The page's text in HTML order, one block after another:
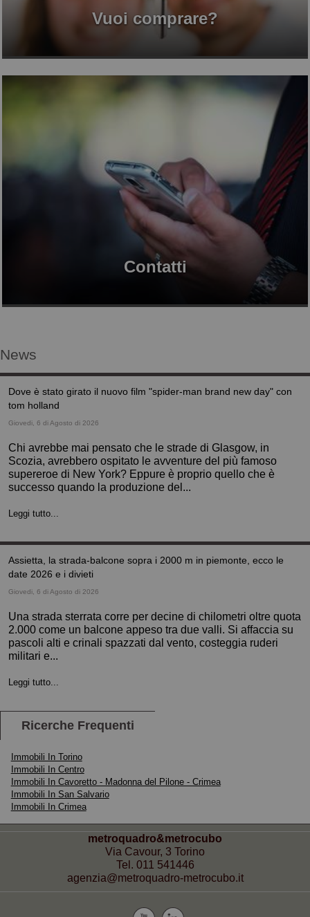
Vuoi comprare?
Contatti
News
dove è stato girato il nuovo film "spider-man brand new day" con
tom holland
Giovedi, 6 di Agosto di 2026
Chi avrebbe mai pensato che le strade di Glasgow, in
Scozia, avrebbero ospitato le avventure del più famoso
supereroe di New York? Eppure è proprio quello che è
successo quando la produzione del...
Leggi tutto...
assietta, la strada-balcone sopra i 2000 m in piemonte, ecco le
date 2026 e i divieti
Giovedi, 6 di Agosto di 2026
Una strada sterrata corre per decine di chilometri oltre quota
2.000 come un balcone appeso tra due valli. Si affaccia su
pascoli alti e crinali spazzati dal vento, costeggia ruderi
militari e...
Leggi tutto...
Ricerche Frequenti
Immobili In Torino
Immobili In Centro
Immobili In Cavoretto - Madonna del Pilone - Crimea
Immobili In San Salvario
Immobili In Crimea
metroquadro&metrocubo
Via Cavour, 3 Torino
Tel. 011 541446
agenzia@metroquadro-metrocubo.it